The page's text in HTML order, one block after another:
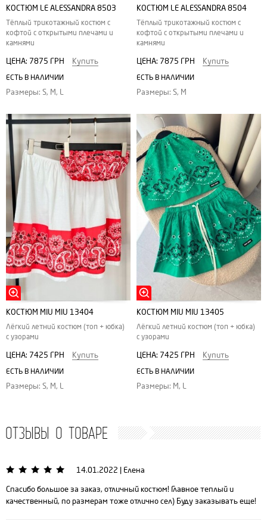
КОСТЮМ LE ALESSANDRA 8503
Тёплый трикотажный костюм с
кофтой с открытыми плечами и
камнями
ЦЕНА: 7875 ГРН Купить
ЕСТЬ В НАЛИЧИИ
Размеры: S, M, L
КОСТЮМ LE ALESSANDRA 8504
Тёплый трикотажный костюм с
кофтой с открытыми плечами и
камнями
ЦЕНА: 7875 ГРН Купить
ЕСТЬ В НАЛИЧИИ
Размеры: S, M
КОСТЮМ MIU MIU 13404
Лёгкий летний костюм (топ + юбка)
c узорами
ЦЕНА: 7425 ГРН Купить
ЕСТЬ В НАЛИЧИИ
Размеры: S, M, L
КОСТЮМ MIU MIU 13405
Лёгкий летний костюм (топ + юбка)
с узорами
ЦЕНА: 7425 ГРН Купить
ЕСТЬ В НАЛИЧИИ
Размеры: M, L
ОТЗЫВЫ О ТОВАРЕ
14.01.2022 | Елена
Спасибо большое за заказ, отличный костюм! Главное теплый и
качественный, по размерам тоже отлично сел) Буду заказывать еще!